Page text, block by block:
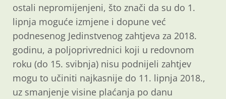
ostali nepromijenjeni, što znači da su do 1.
lipnja moguće izmjene i dopune već
podnesenog Jedinstvenog zahtjeva za 2018.
godinu, a poljoprivrednici koji u redovnom
roku (do 15. svibnja) nisu podnijeli zahtjev
mogu to učiniti najkasnije do 11. lipnja 2018.,
uz smanjenje visine plaćanja po danu